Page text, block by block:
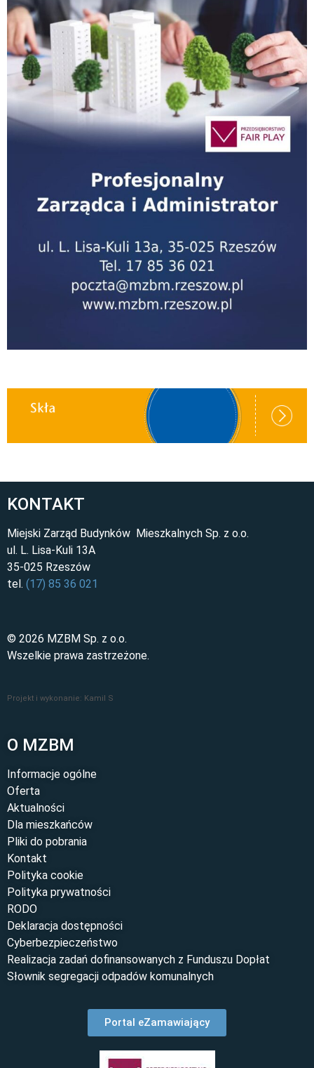
KONTAKT
Miejski Zarząd Budynków Mieszkalnych Sp. z o.o.
ul. L. Lisa-Kuli 13A
35-025 Rzeszów
tel. (17) 85 36 021
© 2026 MZBM Sp. z o.o.
Wszelkie prawa zastrzeżone.
Projekt i wykonanie: Kamil S
O MZBM
Informacje ogólne
Oferta
Aktualności
Dla mieszkańców
Pliki do pobrania
Kontakt
Polityka cookie
Polityka prywatności
RODO
Deklaracja dostępności
Cyberbezpieczeństwo
Realizacja zadań dofinansowanych z Funduszu Dopłat
Słownik segregacji odpadów komunalnych
Portal eZamawiający